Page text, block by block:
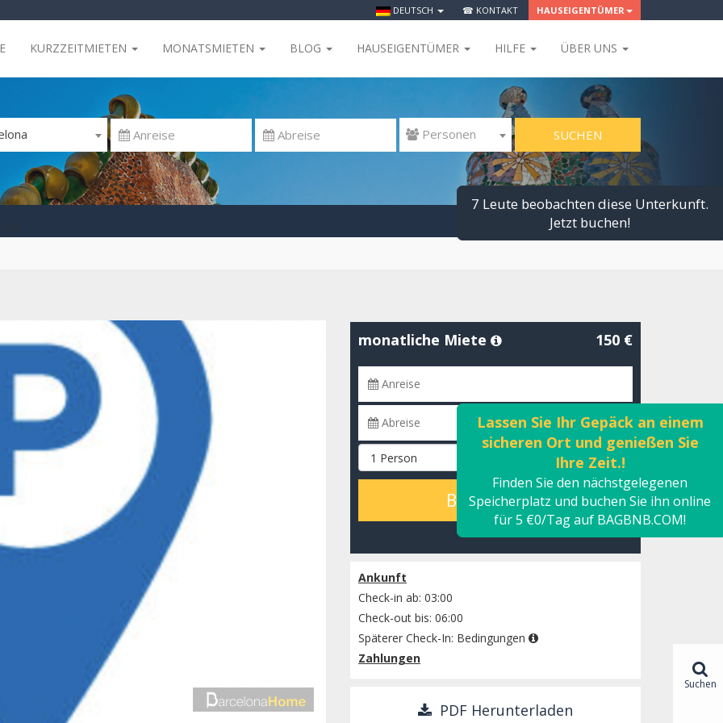
DEUTSCH ☎ KONTAKT HAUSEIGENTÜMER
KURZZEITMIETEN MONATSMIETEN BLOG HAUSEIGENTÜMER HILFE ÜBER UNS
 Personen SUCHEN
monatliche Miete 150 €
BERECHNEN
Verfügbarkeit prüfen
Ankunft
Check-in ab: 03:00
Check-out bis: 06:00
Späterer Check-In: Bedingungen
Zahlungen
PDF Herunterladen
7 Leute beobachten diese Unterkunft.
Jetzt buchen!
Lassen Sie Ihr Gepäck an einem
sicheren Ort und genießen Sie
Ihre Zeit.!
Finden Sie den nächstgelegenen
Speicherplatz und buchen Sie ihn online
für 5 €0/Tag auf BAGBNB.COM!
Suchen